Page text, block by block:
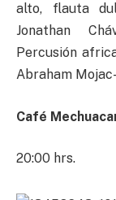
alto, flauta
Jonathan
Percusión
Abraham
Café
20:00 hrs.